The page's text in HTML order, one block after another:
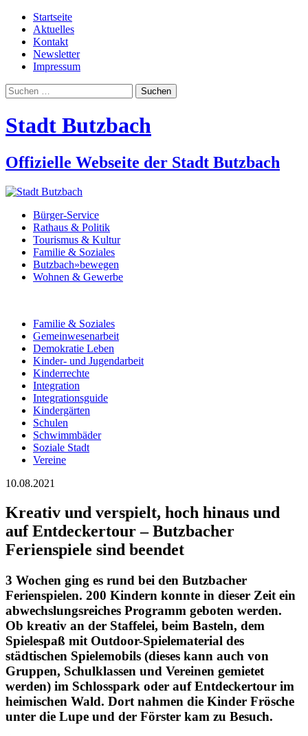
Startseite
Aktuelles
Kontakt
Newsletter
Impressum
Suchen
nach:
Stadt Butzbach
Offizielle Webseite der Stadt Butzbach
Bürger-Service
Rathaus & Politik
Tourismus & Kultur
Familie & Soziales
Butzbach»bewegen
Wohnen & Gewerbe
Familie & Soziales
Gemeinwesenarbeit
Demokratie Leben
Kinder- und Jugendarbeit
Kinderrechte
Integration
Integrationsguide
Kindergärten
Schulen
Schwimmbäder
Soziale Stadt
Vereine
10.08.2021
Kreativ und verspielt, hoch hinaus und
auf Entdeckertour – Butzbacher
Ferienspiele sind beendet
3 Wochen ging es rund bei den Butzbacher
Ferienspielen. 200 Kindern konnte in dieser Zeit ein
abwechslungsreiches Programm geboten werden.
Ob kreativ an der Staffelei, beim Basteln, dem
Spielespaß mit Outdoor-Spielematerial des
städtischen Spielemobils (dieses kann auch von
Gruppen, Schulklassen und Vereinen gemietet
werden) im Schlosspark oder auf Entdeckertour im
heimischen Wald. Dort nahmen die Kinder Frösche
unter die Lupe und der Förster kam zu Besuch.